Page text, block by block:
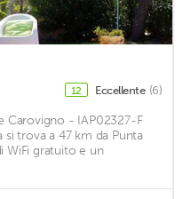
12 Eccellente (6)
Carovigno - IAP02327-F
si trova a 47 km da Punta
WiFi gratuito e un